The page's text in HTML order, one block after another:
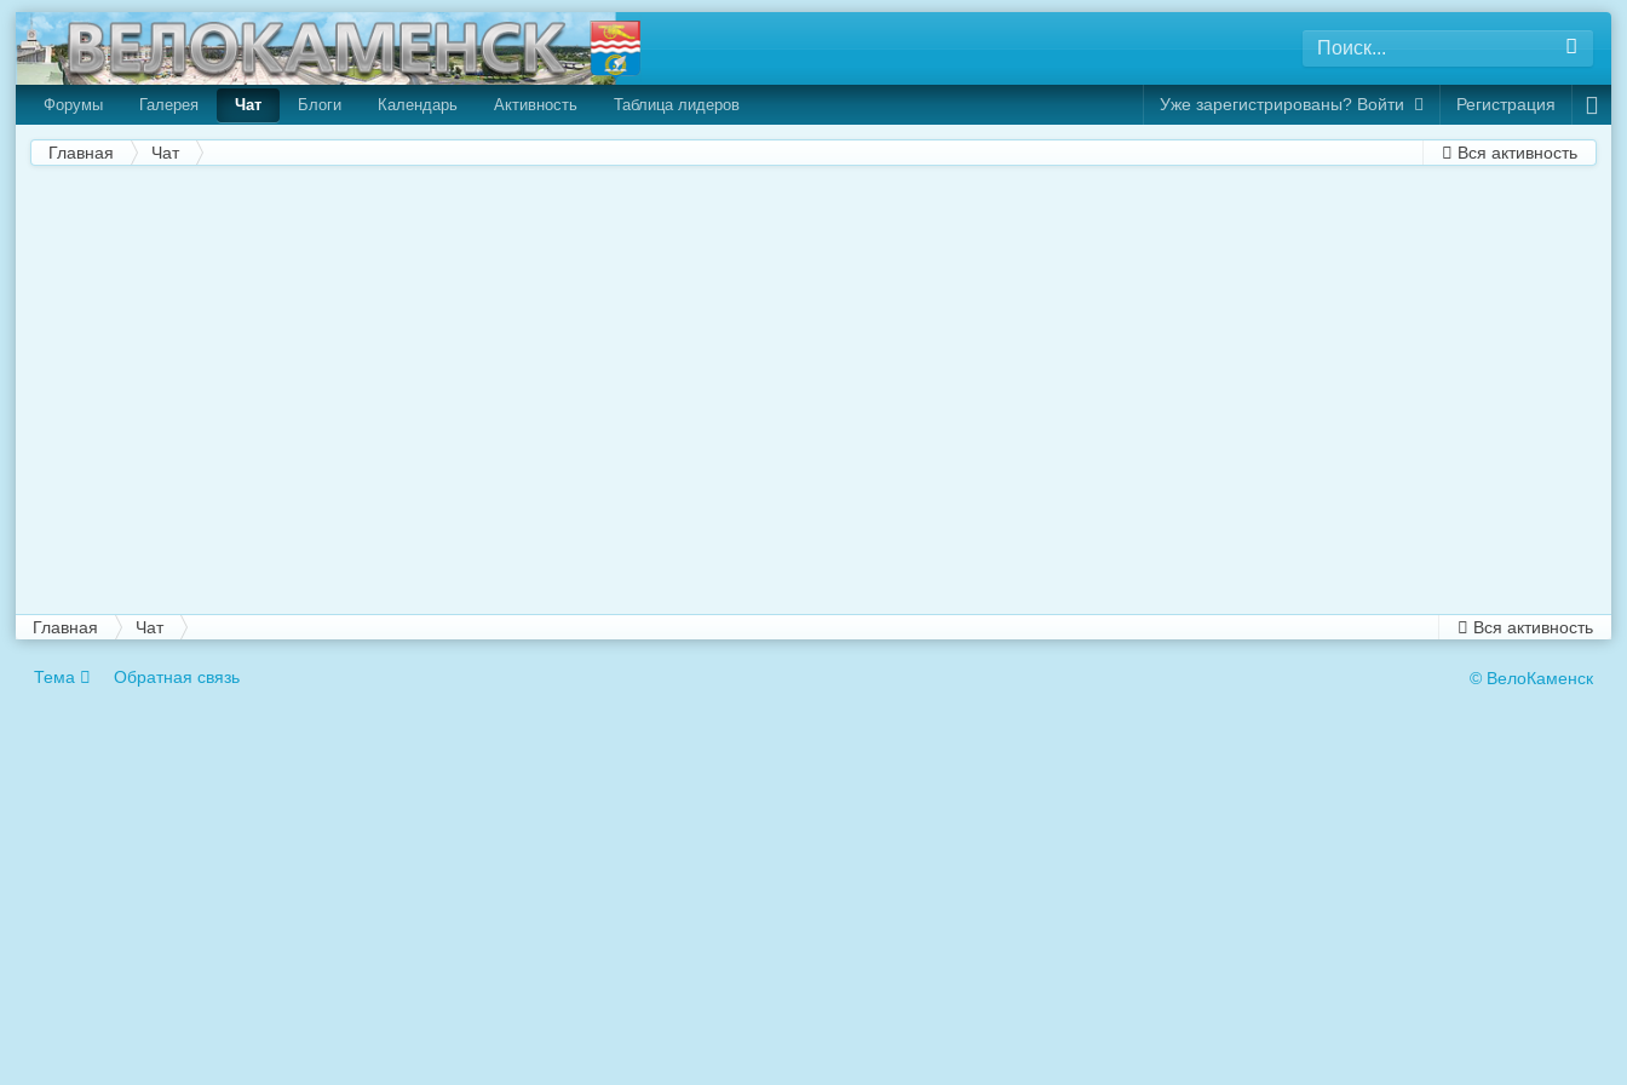
Форумы Галерея Чат Блоги Календарь Активность Таблица лидеров Уже зарегистрированы? Войти Регистрация
Вся активность
Главная Чат
Вся активность
Главная Чат
Тема Обратная связь © ВелоКаменск